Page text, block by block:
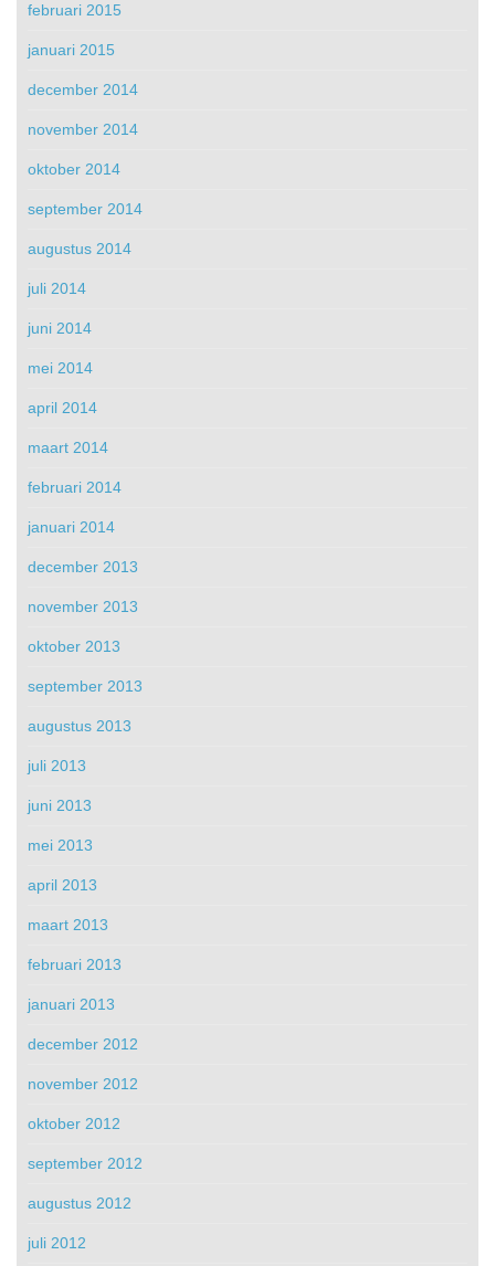
februari 2015
januari 2015
december 2014
november 2014
oktober 2014
september 2014
augustus 2014
juli 2014
juni 2014
mei 2014
april 2014
maart 2014
februari 2014
januari 2014
december 2013
november 2013
oktober 2013
september 2013
augustus 2013
juli 2013
juni 2013
mei 2013
april 2013
maart 2013
februari 2013
januari 2013
december 2012
november 2012
oktober 2012
september 2012
augustus 2012
juli 2012